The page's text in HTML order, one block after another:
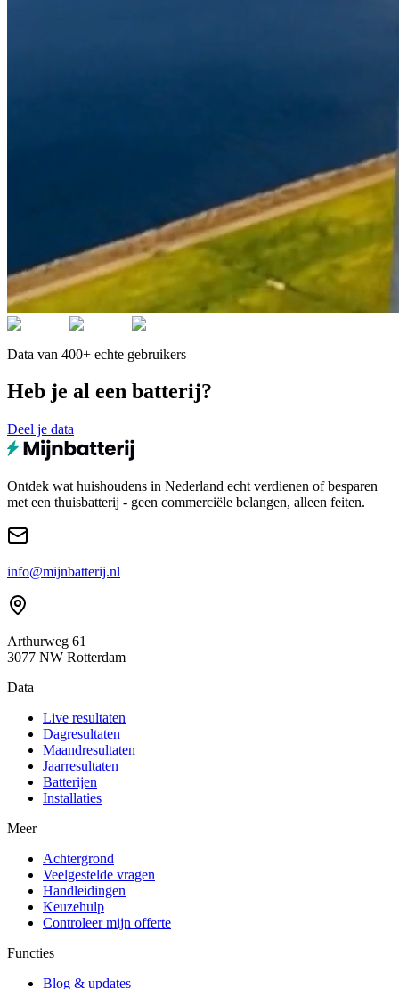
Data van 400+ echte gebruikers
Heb je al een batterij?
Deel je data
Ontdek wat huishoudens in Nederland echt verdienen of besparen
met een thuisbatterij - geen commerciële belangen, alleen feiten.
info@mijnbatterij.nl
Arthurweg 61
3077 NW Rotterdam
Data
Live resultaten
Dagresultaten
Maandresultaten
Jaarresultaten
Batterijen
Installaties
Meer
Achtergrond
Veelgestelde vragen
Handleidingen
Keuzehulp
Controleer mijn offerte
Functies
Blog & updates